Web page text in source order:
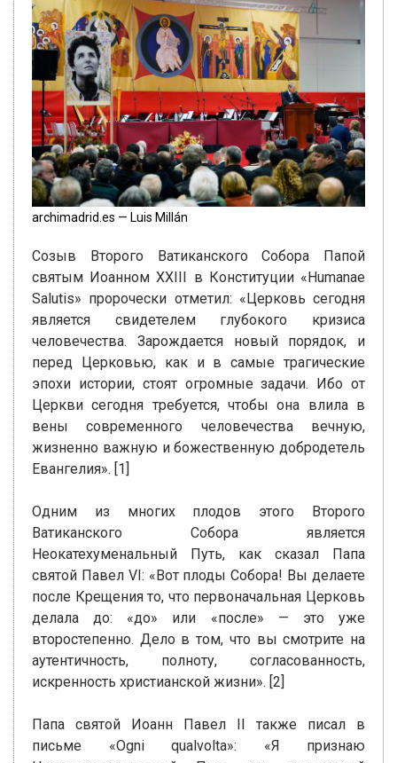
archimadrid.es — Luis Millán
Созыв Второго Ватиканского Собора Папой
святым Иоанном ХХІІІ в Конституции «Humanae
Salutis» пророчески отметил: «Церковь сегодня
является свидетелем глубокого кризиса
человечества. Зарождается новый порядок, и
перед Церковью, как и в самые трагические
эпохи истории, стоят огромные задачи. Ибо от
Церкви сегодня требуется, чтобы она влила в
вены современного человечества вечную,
жизненно важную и божественную добродетель
Евангелия». [1]
Одним из многих плодов этого Второго
Ватиканского Собора является
Неокатехуменальный Путь, как сказал Папа
святой Павел VI: «Вот плоды Собора! Вы делаете
после Крещения то, что первоначальная Церковь
делала до: «до» или «после» — это уже
второстепенно. Дело в том, что вы смотрите на
аутентичность, полноту, согласованность,
искренность христианской жизни». [2]
Папа святой Иоанн Павел II также писал в
письме «Ogni qualvolta»: «Я признаю